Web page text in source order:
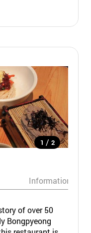
1 / 2
Informations
of over 50
Bongpyeong